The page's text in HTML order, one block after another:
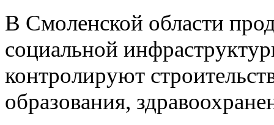
В Смоленской области
социальной
контролируют
образования,